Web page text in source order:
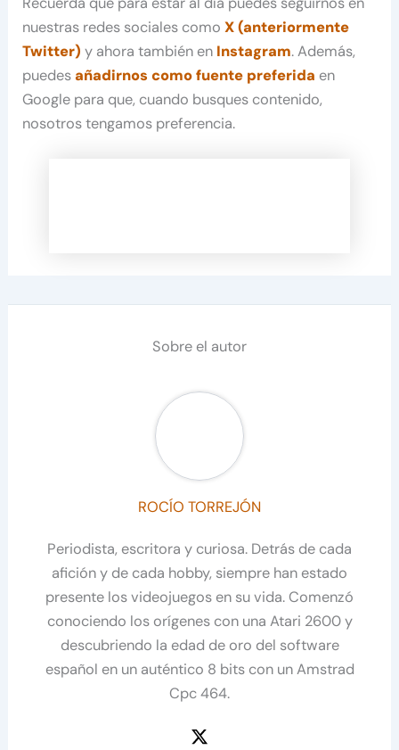
nuestras redes sociales comoX (anteriormente
Twitter) y ahora también en Instagram. Además,
puedesañadirnos como fuente preferida en
Google para que, cuando busques contenido,
nosotros tengamos preferencia.
Sobre el autor
ROCÍO TORREJÓN
Periodista, escritora y curiosa. Detrás de cada
afición y de cada hobby, siempre han estado
presente los videojuegos en su vida. Comenzó
conociendo los orígenes con una Atari 2600 y
descubriendo la edad de oro del software
español en un auténtico 8 bits con un Amstrad
Cpc 464.